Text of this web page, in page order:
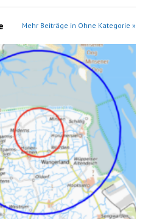
Mehr Beiträge in Ohne Kategorie »